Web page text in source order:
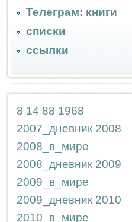
Телеграм: книги
списки
ссылки
8 14 88 1968
2007_дневник 2008
2008_в_мире
2008_дневник 2009
2009_в_мире
2009_дневник 2010
2010_в_мире